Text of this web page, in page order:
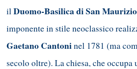
ilDuomo-Basilica di San Maurizio
imponente in stile neoclassico
Gaetano Cantoninel 1781 (ma
secolo oltre). La chiesa, che occupa